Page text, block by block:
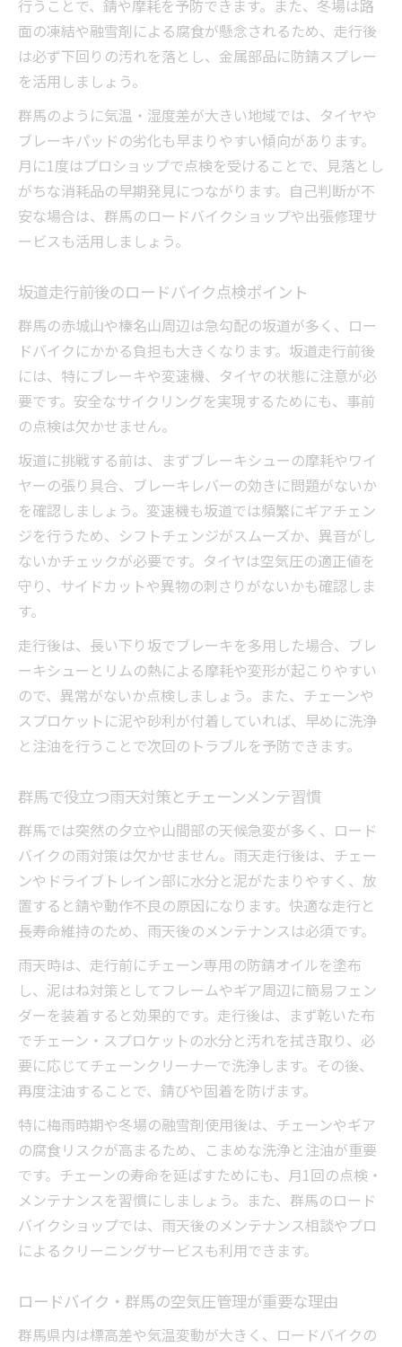
行うことで、錆や摩耗を予防できます。また、冬場は路
面の凍結や融雪剤による腐食が懸念されるため、走行後
は必ず下回りの汚れを落とし、金属部品に防錆スプレー
を活用しましょう。
群馬のように気温・湿度差が大きい地域では、タイヤや
ブレーキパッドの劣化も早まりやすい傾向があります。
月に1度はプロショップで点検を受けることで、見落とし
がちな消耗品の早期発見につながります。自己判断が不
安な場合は、群馬のロードバイクショップや出張修理サ
ービスも活用しましょう。
坂道走行前後のロードバイク点検ポイント
群馬の赤城山や榛名山周辺は急勾配の坂道が多く、ロー
ドバイクにかかる負担も大きくなります。坂道走行前後
には、特にブレーキや変速機、タイヤの状態に注意が必
要です。安全なサイクリングを実現するためにも、事前
の点検は欠かせません。
坂道に挑戦する前は、まずブレーキシューの摩耗やワイ
ヤーの張り具合、ブレーキレバーの効きに問題がないか
を確認しましょう。変速機も坂道では頻繁にギアチェン
ジを行うため、シフトチェンジがスムーズか、異音がし
ないかチェックが必要です。タイヤは空気圧の適正値を
守り、サイドカットや異物の刺さりがないかも確認しま
す。
走行後は、長い下り坂でブレーキを多用した場合、ブレ
ーキシューとリムの熱による摩耗や変形が起こりやすい
ので、異常がないか点検しましょう。また、チェーンや
スプロケットに泥や砂利が付着していれば、早めに洗浄
と注油を行うことで次回のトラブルを予防できます。
群馬で役立つ雨天対策とチェーンメンテ習慣
群馬では突然の夕立や山間部の天候急変が多く、ロード
バイクの雨対策は欠かせません。雨天走行後は、チェー
ンやドライブトレイン部に水分と泥がたまりやすく、放
置すると錆や動作不良の原因になります。快適な走行と
長寿命維持のため、雨天後のメンテナンスは必須です。
雨天時は、走行前にチェーン専用の防錆オイルを塗布
し、泥はね対策としてフレームやギア周辺に簡易フェン
ダーを装着すると効果的です。走行後は、まず乾いた布
でチェーン・スプロケットの水分と汚れを拭き取り、必
要に応じてチェーンクリーナーで洗浄します。その後、
再度注油することで、錆びや固着を防げます。
特に梅雨時期や冬場の融雪剤使用後は、チェーンやギア
の腐食リスクが高まるため、こまめな洗浄と注油が重要
です。チェーンの寿命を延ばすためにも、月1回の点検・
メンテナンスを習慣にしましょう。また、群馬のロード
バイクショップでは、雨天後のメンテナンス相談やプロ
によるクリーニングサービスも利用できます。
ロードバイク・群馬の空気圧管理が重要な理由
群馬県内は標高差や気温変動が大きく、ロードバイクの